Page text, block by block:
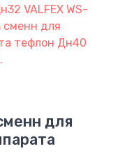
VALFEX WS-
сменн для
тефлон Дн40
для